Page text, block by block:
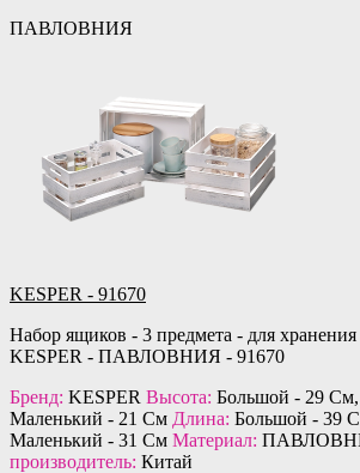
ПАВЛОВНИЯ
KESPER - 91670
Набор ящиков - 3 предмета - для
KESPER - ПАВЛОВНИЯ - 91670
Бренд: KESPER Высота: Большой - 29
Маленький - 21 См Длина: Большой - 39
Маленький - 31 См Материал:
производитель: Китай